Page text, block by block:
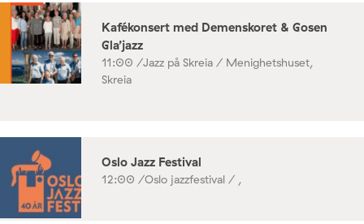
Kafékonsert med Demenskoret & Gosen
Gla’jazz
11:00 /Jazz på Skreia / Menighetshuset,
Skreia
Oslo Jazz Festival
12:00 /Oslo jazzfestival / ,